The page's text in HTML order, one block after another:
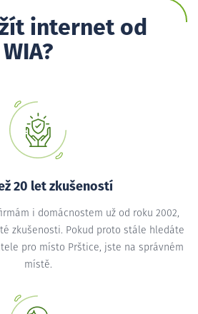
internet od
WIA?
20 let zkušeností
i domácnostem už od roku 2002,
zkušenosti. Pokud proto stále hledáte
pro místo Prštice, jste na správném
místě.